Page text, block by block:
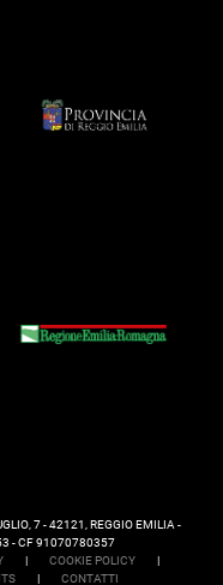
7 - 42121, REGGIO EMILIA -
- CF 91070780357
| COOKIE POLICY
|
| CONTATTI